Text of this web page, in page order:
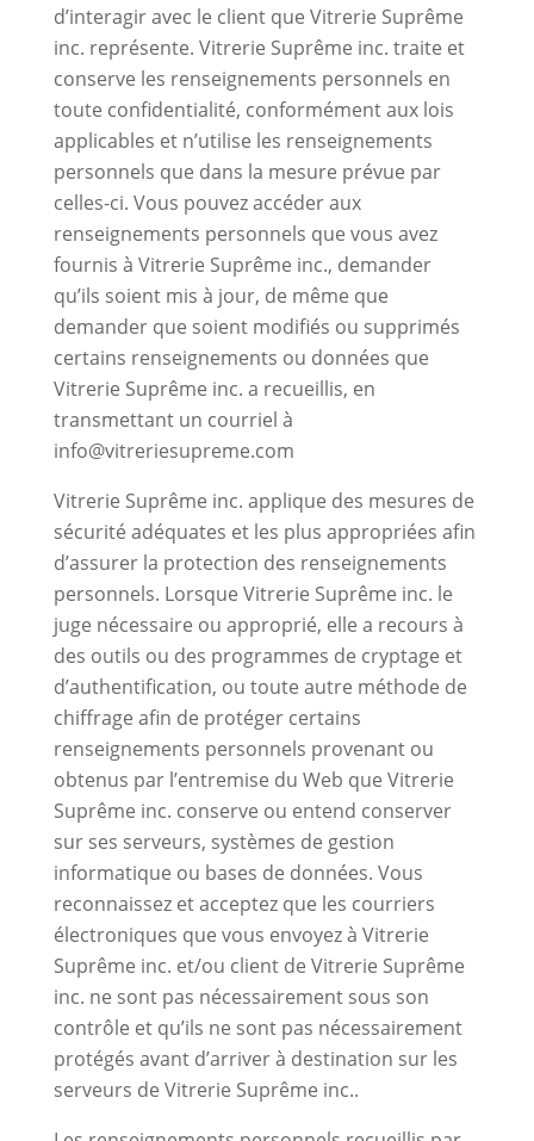
d’interagir avec le client que Vitrerie Suprême
inc. représente. Vitrerie Suprême inc. traite et
conserve les renseignements personnels en
toute confidentialité, conformément aux lois
applicables et n’utilise les renseignements
personnels que dans la mesure prévue par
celles-ci. Vous pouvez accéder aux
renseignements personnels que vous avez
fournis à Vitrerie Suprême inc., demander
qu’ils soient mis à jour, de même que
demander que soient modifiés ou supprimés
certains renseignements ou données que
Vitrerie Suprême inc. a recueillis, en
transmettant un courriel à
info@vitreriesupreme.com
Vitrerie Suprême inc. applique des mesures de
sécurité adéquates et les plus appropriées afin
d’assurer la protection des renseignements
personnels. Lorsque Vitrerie Suprême inc. le
juge nécessaire ou approprié, elle a recours à
des outils ou des programmes de cryptage et
d’authentification, ou toute autre méthode de
chiffrage afin de protéger certains
renseignements personnels provenant ou
obtenus par l’entremise du Web que Vitrerie
Suprême inc. conserve ou entend conserver
sur ses serveurs, systèmes de gestion
informatique ou bases de données. Vous
reconnaissez et acceptez que les courriers
électroniques que vous envoyez à Vitrerie
Suprême inc. et/ou client de Vitrerie Suprême
inc. ne sont pas nécessairement sous son
contrôle et qu’ils ne sont pas nécessairement
protégés avant d’arriver à destination sur les
serveurs de Vitrerie Suprême inc..